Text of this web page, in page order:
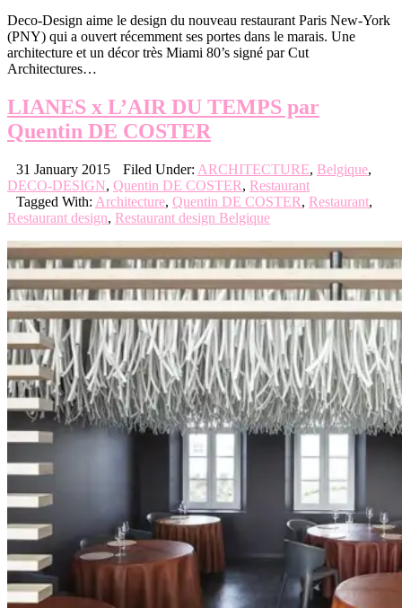
Deco-Design aime le design du nouveau restaurant Paris New-York
(PNY) qui a ouvert récemment ses portes dans le marais. Une
architecture et un décor très Miami 80’s signé par Cut
Architectures…
LIANES x L’AIR DU TEMPS par
Quentin DE COSTER
31 January 2015 Filed Under: ARCHITECTURE, Belgique,
DECO-DESIGN, Quentin DE COSTER, Restaurant
Tagged With: Architecture, Quentin DE COSTER, Restaurant,
Restaurant design, Restaurant design Belgique